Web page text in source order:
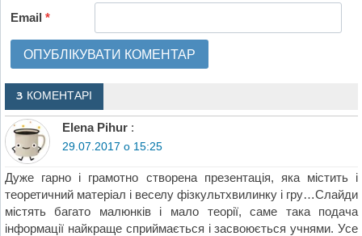
Email*
3 КОМЕНТАРІ
Elena Pihur :
29.07.2017 о 15:25
Дуже гарно і грамотно створена презентація, яка містить і
теоретичний матеріал і веселу фізкультхвилинку і гру…Слайди
містять багато малюнків і мало теорії, саме така подача
інформації найкраще сприймається і засвоюється учнями. Усе